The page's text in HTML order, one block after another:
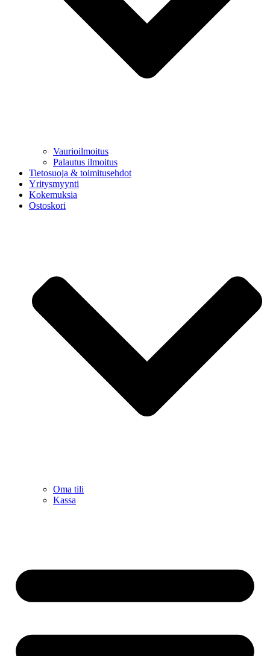
Vaurioilmoitus
Palautus ilmoitus
Tietosuoja & toimitusehdot
Yritysmyynti
Kokemuksia
Ostoskori
Oma tili
Kassa